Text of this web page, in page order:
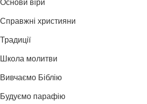
Основи віри
Справжні християни
Традиції
Школа молитви
Вивчаємо Біблію
Будуємо парафію